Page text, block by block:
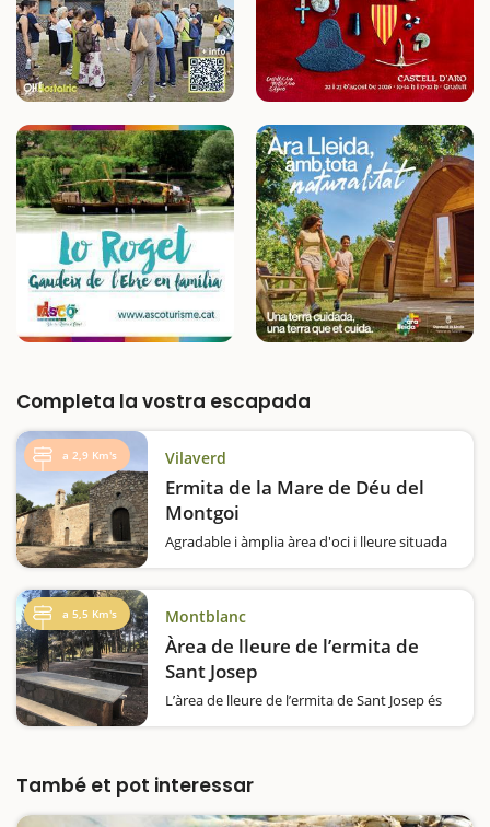
Completa la vostra escapada
a 2,9 Km's Vilaverd
Ermita de la Mare de Déu del
Montgoi
Agradable i àmplia àrea d'oci i lleure situada
extensa pineda…
a 5,5 Km's Montblanc
Àrea de lleure de l’ermita de
Sant Josep
L’àrea de lleure de l’ermita de Sant Josep és
bosc i molt gran. En segon lloc perquè és un
lloc de celebració…
També et pot interessar